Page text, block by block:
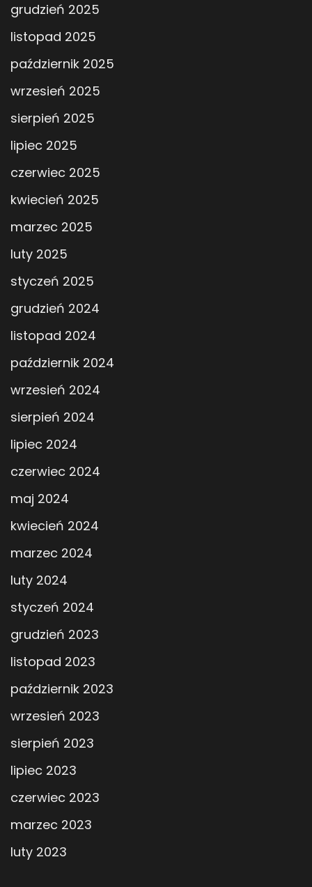
grudzień 2025
listopad 2025
październik 2025
wrzesień 2025
sierpień 2025
lipiec 2025
czerwiec 2025
kwiecień 2025
marzec 2025
luty 2025
styczeń 2025
grudzień 2024
listopad 2024
październik 2024
wrzesień 2024
sierpień 2024
lipiec 2024
czerwiec 2024
maj 2024
kwiecień 2024
marzec 2024
luty 2024
styczeń 2024
grudzień 2023
listopad 2023
październik 2023
wrzesień 2023
sierpień 2023
lipiec 2023
czerwiec 2023
marzec 2023
luty 2023